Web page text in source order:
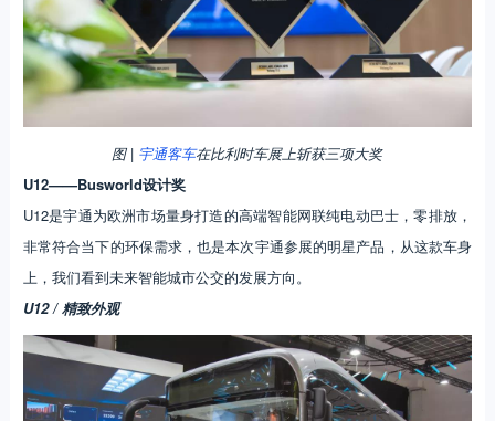
图 | 宇通客车在比利时车展上斩获三项大奖
U12——Busworld设计奖
U12是宇通为欧洲市场量身打造的高端智能网联纯电动巴士，零排放，
非常符合当下的环保需求，也是本次宇通参展的明星产品，从这款车身
上，我们看到未来智能城市公交的发展方向。
U12 / 精致外观